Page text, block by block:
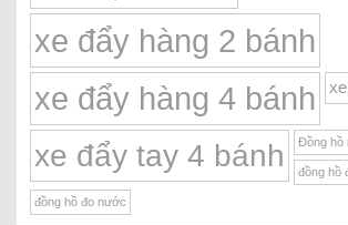
xe đẩy hàng 2 bánh
xe đẩy hàng 4 bánh
xe đẩy tay 4 bánh Đồng hồ
đồng hồ
đồng hồ đo nước